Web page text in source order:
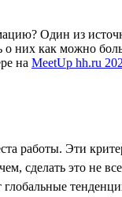
Один из
о них как можно
на MeetUp hh.ru
работы. Эти
сделать это не